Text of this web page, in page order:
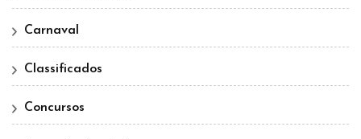
Carnaval
Classificados
Concursos